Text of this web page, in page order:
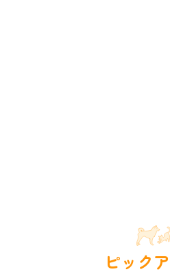
ピック